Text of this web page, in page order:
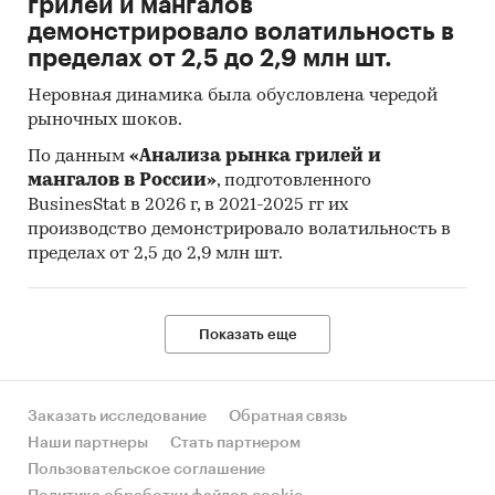
Подготовленный специалистами нашей
компании данный Бизнес-план проверен
ведущими экспертами рынка.
Кроме того, к готовому бизнес-плану
прилагается уже заполненная
модель.Данная Финмодель демонстрирует все
произведённые расчеты идаёт возможность
изменять любые исходные параметры
каждой конкретной ситуации. Также она
позволяет корректировать бизнес-процессы
непосредственно во время создания данного
бизнеса и его дальнейшего функционирования
Россия
грилей и мангалов
демонстрировало волатильность в
пределах от 2,5 до 2,9 млн шт.
Неровная динамика была обусловлена чередой
рыночных шоков.
По данным «Анализа рынка грилей и
мангалов в России», подготовленного
BusinesStat в 2026 г, в 2021-2025 гг их
производство демонстрировало волатильность в
пределах от 2,5 до 2,9 млн шт.
Показать еще
Заказать исследование
Обратная связь
Наши партнеры
Стать партнером
Пользовательское соглашение